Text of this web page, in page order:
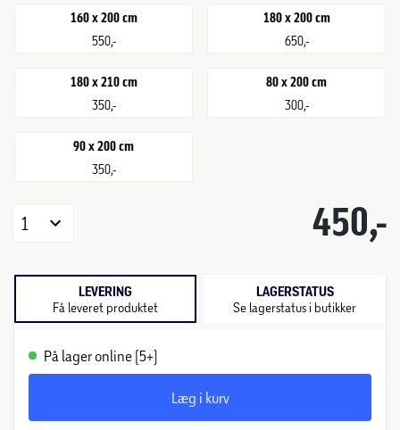
160 x 200 cm
550,-
180 x 200 cm
650,-
180 x 210 cm
350,-
80 x 200 cm
300,-
90 x 200 cm
350,-
450,-
1
LEVERING
Få leveret produktet
LAGERSTATUS
Se lagerstatus i butikker
På lager online (5+)
Læg i kurv